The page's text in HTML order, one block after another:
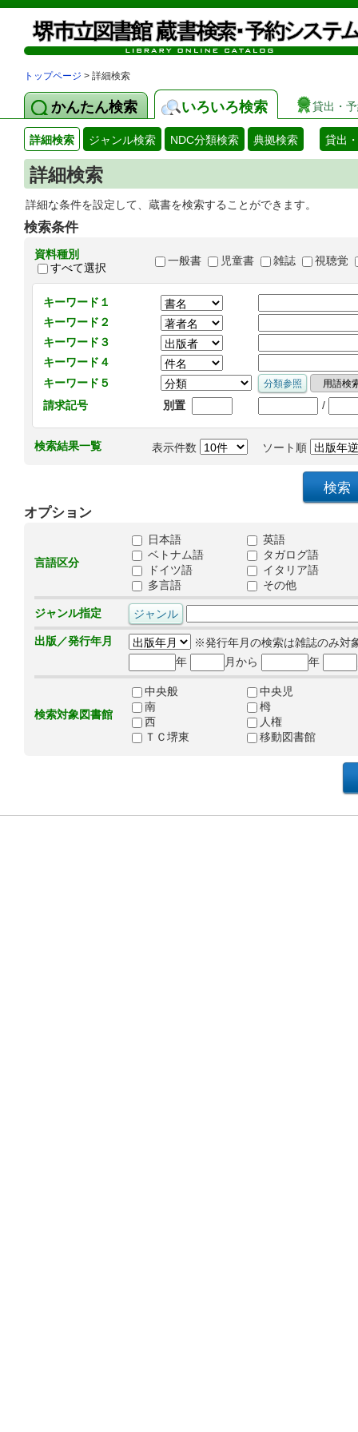
トップページ > 詳細検索
かんたん検索 いろいろ検索 貸出・
詳細検索 ジャンル検索 NDC分類検索 典拠検索 貸出
詳細検索
詳細な条件を設定して、蔵書を検索することができます。
検索条件
資料種別
すべて選択
一般書 児童書 雑誌 視聴覚
キーワード１
キーワード２
キーワード３
キーワード４
キーワード５
請求記号
別置 /
検索結果一覧 表示件数 ソート順
オプション
言語区分
日本語
英語
ベトナム語
タガログ語
ドイツ語
イタリア語
多言語
その他
ジャンル指定
出版／発行年月
※発行年月の検索は雑誌のみ対
年
月から 年
検索対象図書館
中央般
中央児
南
栂
西
人権
ＴＣ堺東
移動図書館